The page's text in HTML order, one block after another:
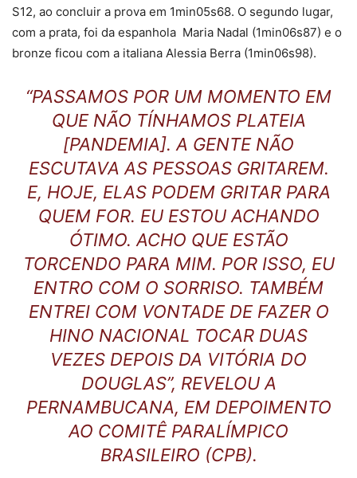
S12, ao concluir a prova em 1min05s68. O segundo lugar,
com a prata, foi da espanhola Maria Nadal (1min06s87) e o
bronze ficou com a italiana Alessia Berra (1min06s98).
“PASSAMOS POR UM MOMENTO EM
QUE NÃO TÍNHAMOS PLATEIA
[PANDEMIA]. A GENTE NÃO
ESCUTAVA AS PESSOAS GRITAREM.
E, HOJE, ELAS PODEM GRITAR PARA
QUEM FOR. EU ESTOU ACHANDO
ÓTIMO. ACHO QUE ESTÃO
TORCENDO PARA MIM. POR ISSO, EU
ENTRO COM O SORRISO. TAMBÉM
ENTREI COM VONTADE DE FAZER O
HINO NACIONAL TOCAR DUAS
VEZES DEPOIS DA VITÓRIA DO
DOUGLAS”, REVELOU A
PERNAMBUCANA, EM DEPOIMENTO
AO COMITÊ PARALÍMPICO
BRASILEIRO (CPB).